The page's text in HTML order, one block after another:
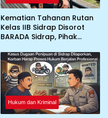
Kematian Tahanan Rutan
Kelas IIB Sidrap Disorot
BARADA Sidrap, Pihak
Diduga Bunuh Diri
Hukum dan Kriminal